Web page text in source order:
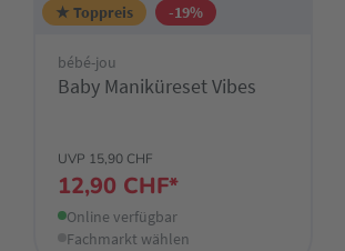
★ Toppreis -19%
bébé-jou
Baby Maniküreset Vibes
UVP 15,90 CHF
12,90 CHF*
Online verfügbar
Fachmarkt wählen